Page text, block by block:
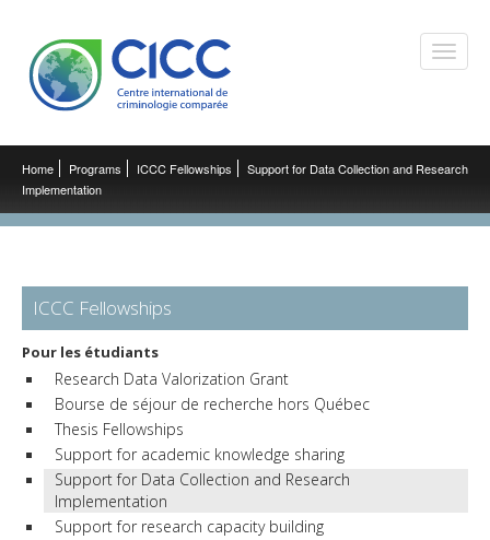
Toggle
Home Programs ICCC Fellowships
Support for Data Collection and Research
Implementation
ICCC Fellowships
Pour les étudiants
Research Data Valorization Grant
Bourse de séjour de recherche hors Québec
Thesis Fellowships
Support for academic knowledge sharing
Support for Data Collection and Research
Implementation
Support for research capacity building